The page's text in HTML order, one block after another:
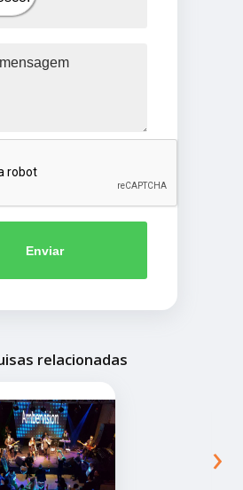
Enviar
relacionadas
›